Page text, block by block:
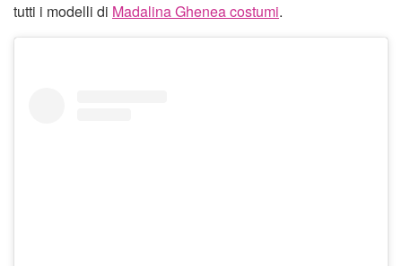
tutti i modelli di Madalina Ghenea costumi.